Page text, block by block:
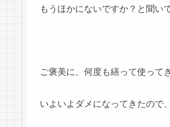
もうほかにないですか？と聞い
ご褒美に、何度も繕って使って
いよいよダメになってきたので